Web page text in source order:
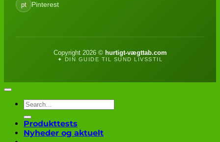
pt Pinterest
Copyright 2026 © hurtigt-vægttab.com
✦ DIN GUIDE TIL SUND LIVSSTIL
Produkttests
Nyheder og aktuelt